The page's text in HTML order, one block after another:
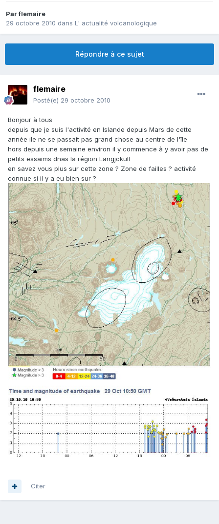
Parflemaire
29 octobre 2010 dans L' actualité volcanologique
Répondre à ce sujet
flemaire
Posté(e) 29 octobre 2010
Bonjour à tous
depuis que je suis l'activité en Islande depuis Mars de cette
année ile ne se passait pas grand chose au centre de l'île
hors depuis une semaine environ il y commence à y avoir pas de
petits essaims dnas la région Langjökull
en savez vous plus sur cette zone ? Zone de failles ? activité
connue si il y a eu bien sur ?
Citer